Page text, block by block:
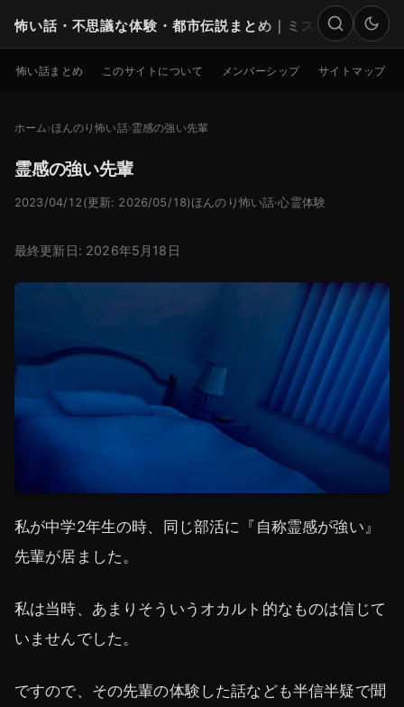
怖い話・不思議な体験・都市伝説まとめ｜ミステリー
検索
怖い話まとめ このサイトについて メンバーシップ サイトマップ
ホーム ほんのり怖い話 霊感の強い先輩
霊感の強い先輩
2023/04/12 (更新: 2026/05/18)ほんのり怖い話·心霊体験
最終更新日: 2026年5月18日
私が中学2年生の時、同じ部活に『自称霊感が強い』
先輩が居ました。
私は当時、あまりそういうオカルト的なものは信じて
いませんでした。
ですので、その先輩の体験した話なども半信半疑で聞